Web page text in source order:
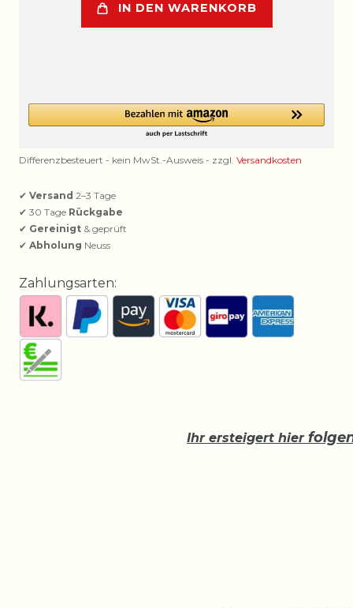
IN DEN WARENKORB
Differenzbesteuert - kein MwSt.-Ausweis - zzgl. Versandkosten
✔ Versand 2–3 Tage
✔ 30 Tage Rückgabe
✔ Gereinigt & geprüft
✔ Abholung Neuss
Zahlungsarten:
Ihr ersteigert hier